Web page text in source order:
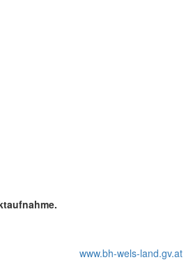
www.bh-wels-land.gv.at